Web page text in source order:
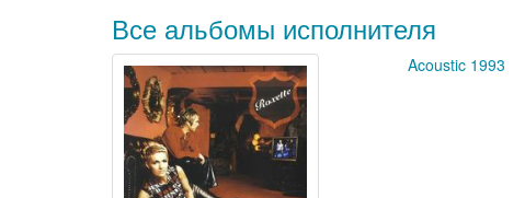
Все альбомы исполнителя
Acoustic 1993